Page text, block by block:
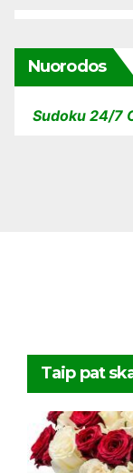
Nuorodos
Sudoku 24/7
Taip pat